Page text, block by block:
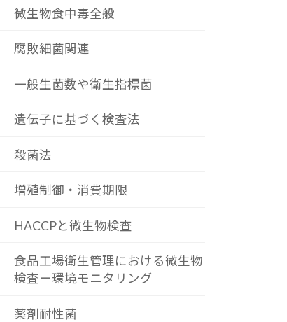
微生物食中毒全般
腐敗細菌関連
一般生菌数や衛生指標菌
遺伝子に基づく検査法
殺菌法
増殖制御・消費期限
HACCPと微生物検査
食品工場衛生管理における微生物
検査ー環境モニタリング
薬剤耐性菌